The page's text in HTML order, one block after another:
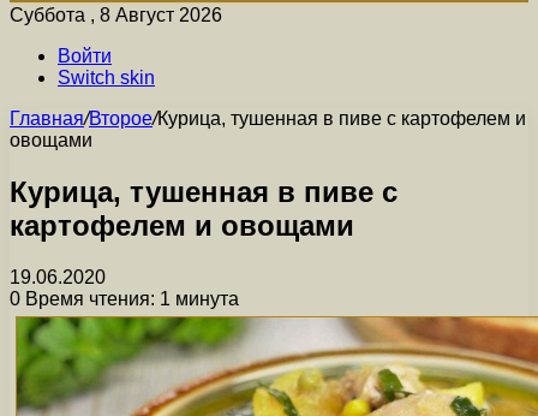
Суббота , 8 Август 2026
Войти
Switch skin
Главная/Второе/Курица, тушенная в пиве с картофелем и
овощами
Курица, тушенная в пиве с
картофелем и овощами
19.06.2020
0 Время чтения: 1 минута